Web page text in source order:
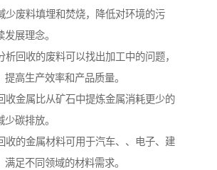
少废料填埋和焚烧，降低对环境的污
展理念。
析回收的废料可以找出加工中的问题，
高生产效率和产品质量。
收金属比从矿石中提炼金属消耗更少的
碳排放。
收的金属材料可用于汽车、、电子、建
足不同领域的材料需求。